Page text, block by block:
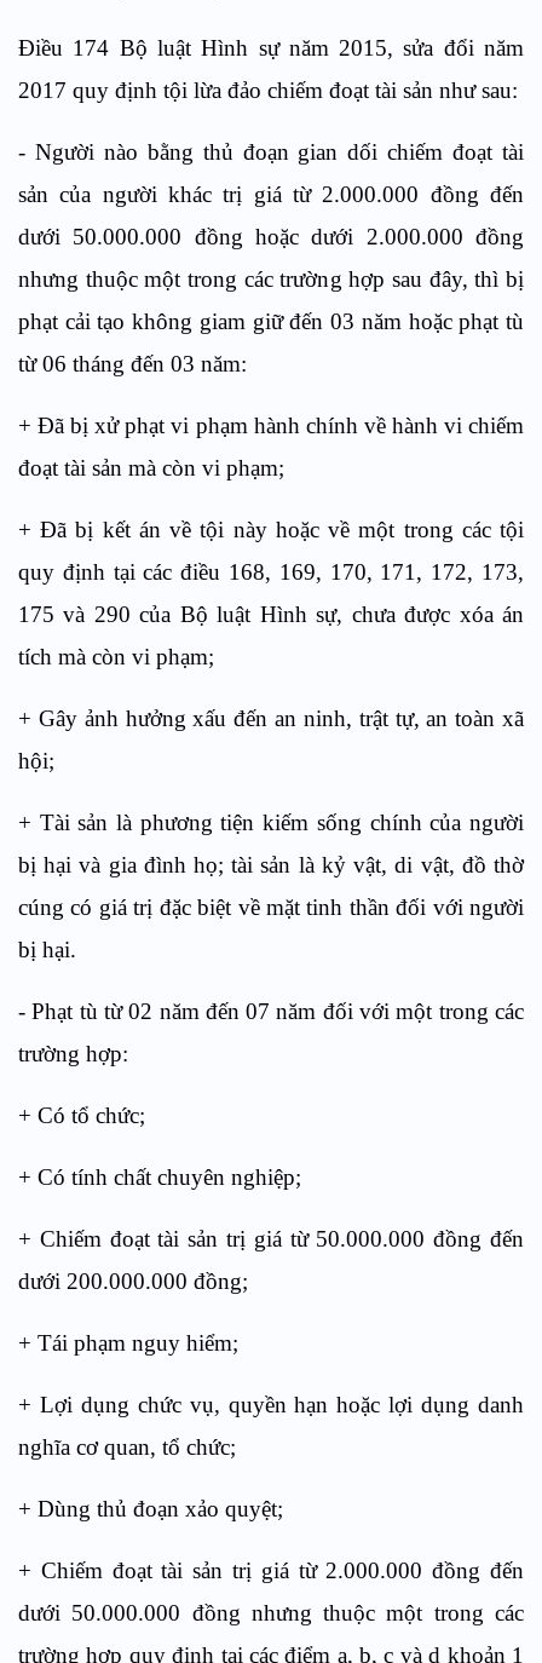
Điều 174 Bộ luật Hình sự năm 2015, sửa đổi năm
2017 quy định tội lừa đảo chiếm đoạt tài sản như sau:
- Người nào bằng thủ đoạn gian dối chiếm đoạt tài
sản của người khác trị giá từ 2.000.000 đồng đến
dưới 50.000.000 đồng hoặc dưới 2.000.000 đồng
nhưng thuộc một trong các trường hợp sau đây, thì bị
phạt cải tạo không giam giữ đến 03 năm hoặc phạt tù
từ 06 tháng đến 03 năm:
+ Đã bị xử phạt vi phạm hành chính về hành vi chiếm
đoạt tài sản mà còn vi phạm;
+ Đã bị kết án về tội này hoặc về một trong các tội
quy định tại các điều 168, 169, 170, 171, 172, 173,
175 và 290 của Bộ luật Hình sự, chưa được xóa án
tích mà còn vi phạm;
+ Gây ảnh hưởng xấu đến an ninh, trật tự, an toàn xã
hội;
+ Tài sản là phương tiện kiếm sống chính của người
bị hại và gia đình họ; tài sản là kỷ vật, di vật, đồ thờ
cúng có giá trị đặc biệt về mặt tinh thần đối với người
bị hại.
- Phạt tù từ 02 năm đến 07 năm đối với một trong các
trường hợp:
+ Có tổ chức;
+ Có tính chất chuyên nghiệp;
+ Chiếm đoạt tài sản trị giá từ 50.000.000 đồng đến
dưới 200.000.000 đồng;
+ Tái phạm nguy hiểm;
+ Lợi dụng chức vụ, quyền hạn hoặc lợi dụng danh
nghĩa cơ quan, tổ chức;
+ Dùng thủ đoạn xảo quyệt;
+ Chiếm đoạt tài sản trị giá từ 2.000.000 đồng đến
dưới 50.000.000 đồng nhưng thuộc một trong các
trường hợp quy định tại các điểm a, b, c và d khoản 1